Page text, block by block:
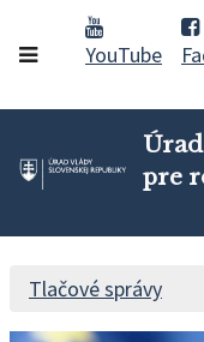
YouTube
pre
Tlačové správy